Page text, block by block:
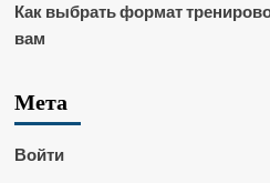
Как выбрать формат
вам
Мета
Войти